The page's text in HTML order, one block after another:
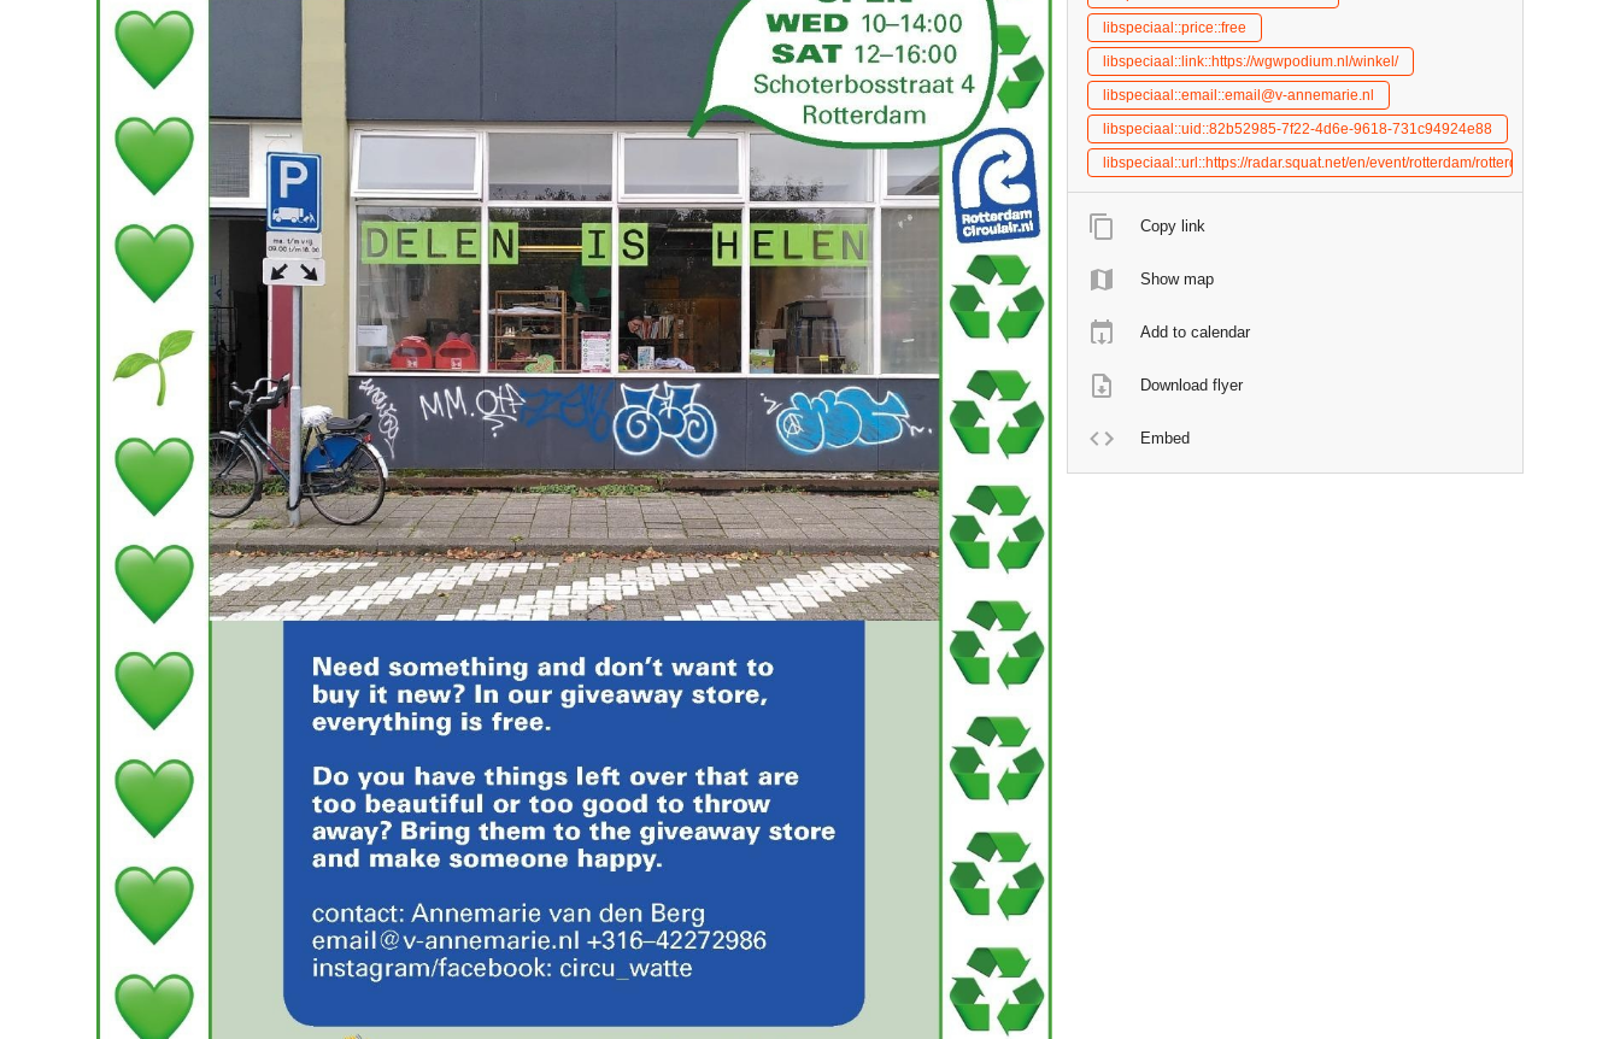
libspeciaal::price::free
libspeciaal::link::https://wgwpodium.nl/winkel/
libspeciaal::email::email@v-annemarie.nl
libspeciaal::uid::82b52985-7f22-4d6e-9618-731c94924e88
libspeciaal::url::https://radar.squat.net/en/event/rotterdam/rotterdam-
Copy link
Show map
Add to calendar
Download flyer
Embed